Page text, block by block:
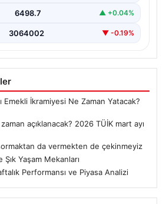
6498.7 ▲ +0.04%
3064002 ▼ -0.19%
Emekli İkramiyesi Ne Zaman Yatacak?
açıklanacak? 2026 TÜİK mart ayı
da vermekten de çekinmeyiz
Yaşam Mekanları
Performansı ve Piyasa Analizi